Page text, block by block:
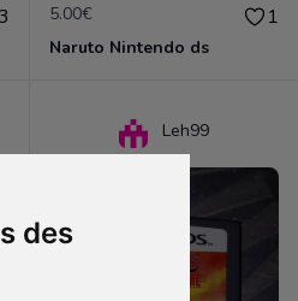
des
5.00€ 1
Naruto Nintendo ds
Leh99